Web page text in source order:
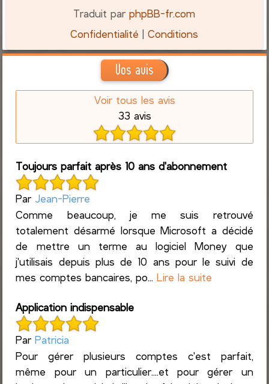
Traduit parphpBB-fr.com
Confidentialité |Conditions
Vos avis
Voir tous les avis
33 avis
Toujours parfait après 10 ans d'abonnement
Par Jean-Pierre
Comme beaucoup, je me suis retrouvé
totalement désarmé lorsque Microsoft a décidé
de mettre un terme au logiciel Money que
j'utilisais depuis plus de 10 ans pour le suivi de
mes comptes bancaires, po...Lire la suite
Application indispensable
ParPatricia
Pour gérer plusieurs comptes c'est parfait,
même pour un particulier....et pour gérer un